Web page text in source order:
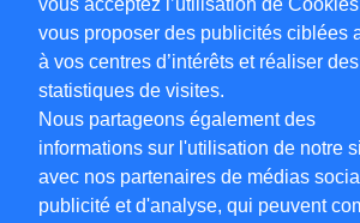
vous acceptez l’utilisation de
vous proposer des publicités ciblées
à vos centres d’intérêts et réaliser des
statistiques de visites.
Nous partageons également des
informations sur l'utilisation de notre
avec nos partenaires de médias
publicité et d'analyse, qui peuvent